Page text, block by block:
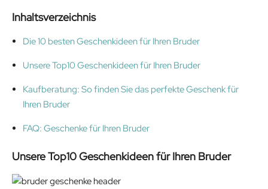
Inhaltsverzeichnis
Die 10 besten Geschenkideen für Ihren Bruder
Unsere Top10 Geschenkideen für Ihren Bruder
Kaufberatung: So finden Sie das perfekte Geschenk für
Ihren Bruder
FAQ: Geschenke für Ihren Bruder
Unsere Top10 Geschenkideen für Ihren Bruder